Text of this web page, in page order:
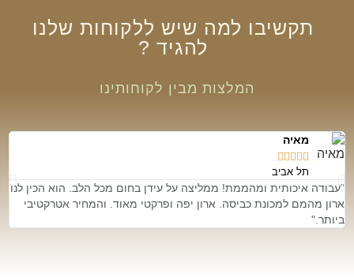
תקשיבו למה שיש ללקוחות שלנו
להגיד ?
המלצות מבין לקוחותינו
מאיה





תל אביב
"עבודה איכותית ומהממת! ממליצה על עידן בחום מכל הלב. הוא הכין לנו
ארון מהמם למכונת כביסה. ארון יפה ופרקטי מאוד. והמחיר אטרקטיבי
ביותר."